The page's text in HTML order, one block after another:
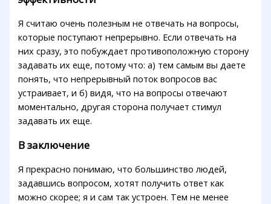
Я считаю очень полезным не отвечать на вопросы,
которые поступают непрерывно. Если отвечать на
них сразу, это побуждает противоположную сторону
задавать их еще, потому что: а) тем самым вы даете
понять, что непрерывный поток вопросов вас
устраивает, и б) видя, что на вопросы отвечают
моментально, другая сторона получает стимул
задавать их еще.
В заключение
Я прекрасно понимаю, что большинство людей,
задавшись вопросом, хотят получить ответ как
можно скорее; я и сам так устроен. Тем не менее